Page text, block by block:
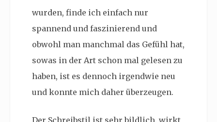
wurden, finde ich einfach nur
spannend und faszinierend und
obwohl man manchmal das Gefühl hat,
sowas in der Art schon mal gelesen zu
haben, ist es dennoch irgendwie neu
und konnte mich daher überzeugen.
Der Schreibstil ist sehr bildlich, wirkt